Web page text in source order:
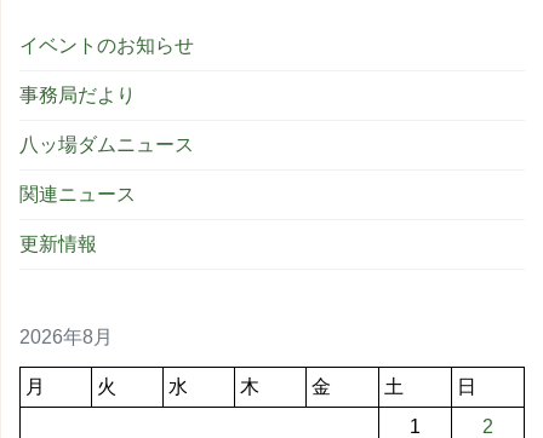
イベントのお知らせ
事務局だより
八ッ場ダムニュース
関連ニュース
更新情報
2026年8月
月 火 水 木 金 土
日
1
2